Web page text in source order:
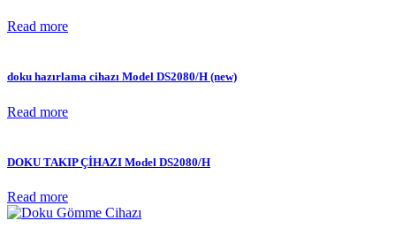
Read more
doku hazırlama cihazı Model DS2080/H (new)
Read more
DOKU TAKIP ÇİHAZI Model DS2080/H
Read more